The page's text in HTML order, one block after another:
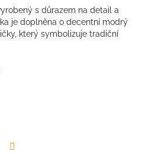
s důrazem na detail a
je doplněna o decentní modrý
který symbolizuje tradiční